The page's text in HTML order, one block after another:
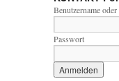
Benutzername
Passwort